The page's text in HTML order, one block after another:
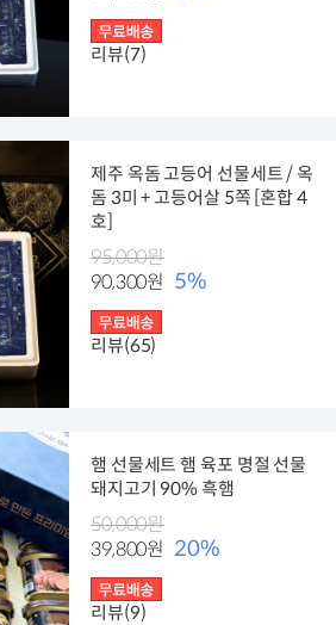
리뷰(7)
제주 옥돔 고등어 선물세트 / 옥
돔 3미 + 고등어살 5쪽 [혼합 4
호]
95,000원
90,300원 5%
리뷰(65)
햄 선물세트 햄 육포 명절 선물
돼지고기 90% 흑햄
50,000원
39,800원 20%
리뷰(9)